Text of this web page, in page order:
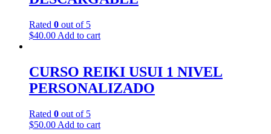
Rated 0 out of 5
$40.00 Add to cart
CURSO REIKI USUI 1 NIVEL
PERSONALIZADO
Rated 0 out of 5
$50.00 Add to cart